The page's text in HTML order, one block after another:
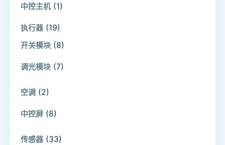
中控主机 (1)
执行器 (19)
开关模块 (8)
调光模块 (7)
空调 (2)
中控屏 (8)
传感器 (33)